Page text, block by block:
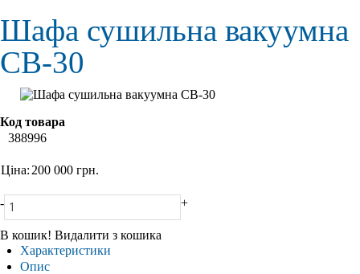
Шафа сушильна вакуумна
СВ-30
Код товара
388996
Ціна: 200 000 грн.
- +
В кошик! Видалити з кошика
Характеристики
Опис